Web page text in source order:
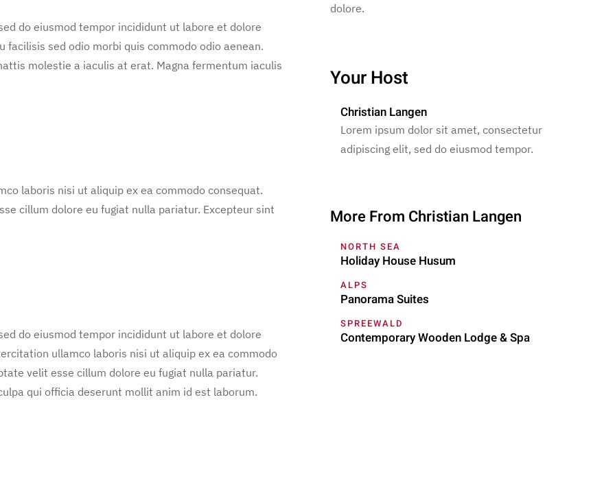
do eiusmod tempor incididunt ut labore et dolore
sed odio morbi quis commodo odio aenean.
molestie a iaculis at erat. Magna fermentum iaculis
laboris nisi ut aliquip ex ea commodo consequat.
cillum dolore eu fugiat nulla pariatur. Excepteur sint
do eiusmod tempor incididunt ut labore et dolore
ullamco laboris nisi ut aliquip ex ea commodo
velit esse cillum dolore eu fugiat nulla pariatur.
qui officia deserunt mollit anim id est laborum.
dolore.
Your Host
Christian Langen
Lorem ipsum dolor sit amet, consectetur
adipiscing elit, sed do eiusmod tempor.
More From Christian Langen
NORTH SEA
Holiday House Husum
ALPS
Panorama Suites
SPREEWALD
Contemporary Wooden Lodge & Spa